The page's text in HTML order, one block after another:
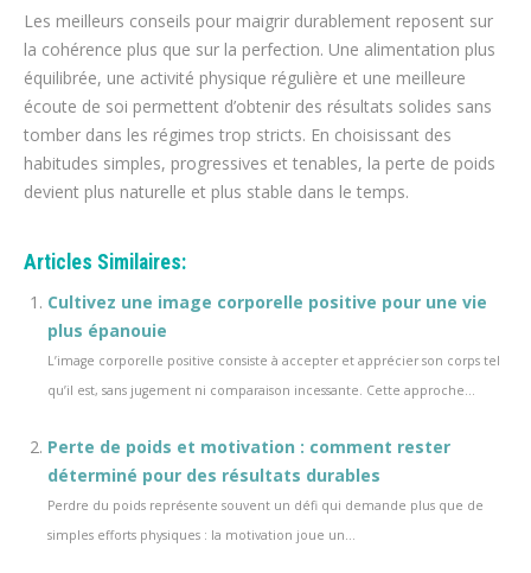
Les meilleurs conseils pour maigrir durablement reposent sur
la cohérence plus que sur la perfection. Une alimentation plus
équilibrée, une activité physique régulière et une meilleure
écoute de soi permettent d’obtenir des résultats solides sans
tomber dans les régimes trop stricts. En choisissant des
habitudes simples, progressives et tenables, la perte de poids
devient plus naturelle et plus stable dans le temps.
Articles Similaires:
Cultivez une image corporelle positive pour une vie
plus épanouie
L’image corporelle positive consiste à accepter et apprécier son corps tel
qu’il est, sans jugement ni comparaison incessante. Cette approche...
Perte de poids et motivation : comment rester
déterminé pour des résultats durables
Perdre du poids représente souvent un défi qui demande plus que de
simples efforts physiques : la motivation joue un...